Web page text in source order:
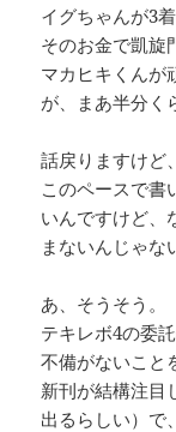
イグちゃんが3
そのお金で凱旋
マカヒキくんが
が、まあ半分く
話戻りますけど
このペースで書
いんですけど、
まないんじゃな
あ、そうそう。
テキレボ4の委
不備がないこと
新刊が結構注目
出るらしい）で